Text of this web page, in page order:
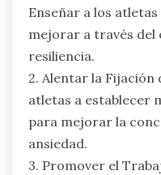
Enseñar a los
mejorar a través del
resiliencia.
2. Alentar la Fijación
atletas a establecer
para mejorar la
ansiedad.
3. Promover el